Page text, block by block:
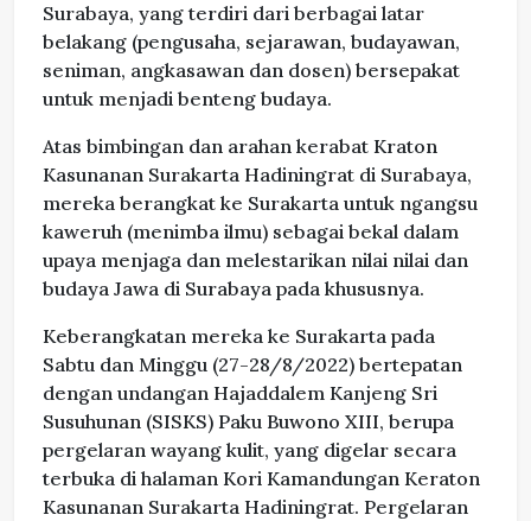
Surabaya, yang terdiri dari berbagai latar
belakang (pengusaha, sejarawan, budayawan,
seniman, angkasawan dan dosen) bersepakat
untuk menjadi benteng budaya.
Atas bimbingan dan arahan kerabat Kraton
Kasunanan Surakarta Hadiningrat di Surabaya,
mereka berangkat ke Surakarta untuk ngangsu
kaweruh (menimba ilmu) sebagai bekal dalam
upaya menjaga dan melestarikan nilai nilai dan
budaya Jawa di Surabaya pada khususnya.
Keberangkatan mereka ke Surakarta pada
Sabtu dan Minggu (27-28/8/2022) bertepatan
dengan undangan Hajaddalem Kanjeng Sri
Susuhunan (SISKS) Paku Buwono XIII, berupa
pergelaran wayang kulit, yang digelar secara
terbuka di halaman Kori Kamandungan Keraton
Kasunanan Surakarta Hadiningrat. Pergelaran